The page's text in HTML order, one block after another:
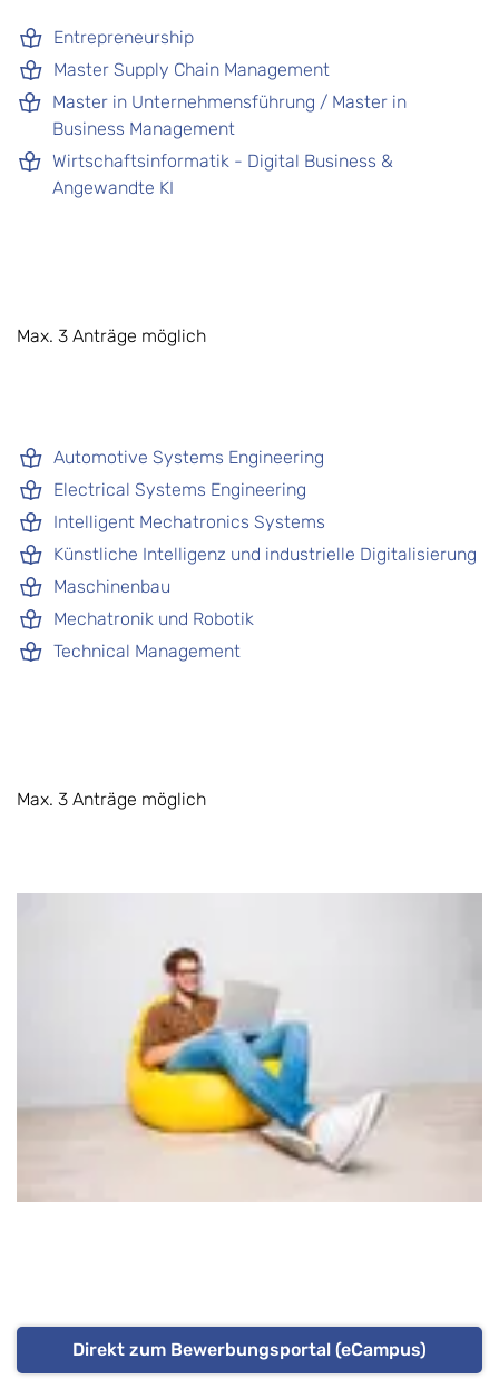
Entrepreneurship
Master Supply Chain Management
Master in Unternehmensführung / Master in
Business Management
Wirtschaftsinformatik - Digital Business &
Angewandte KI
Max. 3 Anträge möglich
Automotive Systems Engineering
Electrical Systems Engineering
Intelligent Mechatronics Systems
Künstliche Intelligenz und industrielle Digitalisierung
Maschinenbau
Mechatronik und Robotik
Technical Management
Max. 3 Anträge möglich
Direkt zum Bewerbungsportal (eCampus)